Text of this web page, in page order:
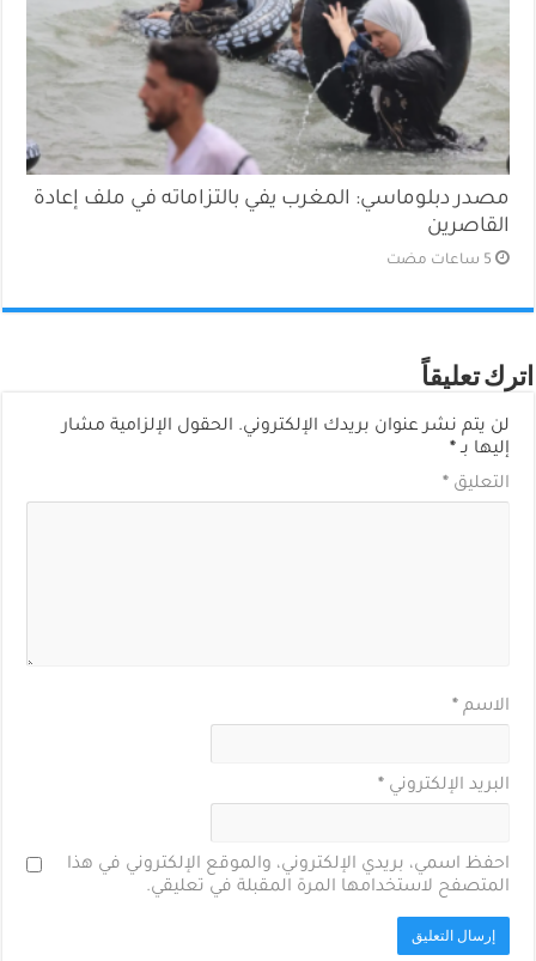
مصدر دبلوماسي: المغرب يفي بالتزاماته في ملف إعادة
القاصرين
اترك تعليقاً
لن يتم نشر عنوان بريدك الإلكتروني. الحقول الإلزامية مشار
إليها بـ*
التعليق*
الاسم*
البريد الإلكتروني*
احفظ اسمي، بريدي الإلكتروني، والموقع الإلكتروني في هذا
المتصفح لاستخدامها المرة المقبلة في تعليقي.